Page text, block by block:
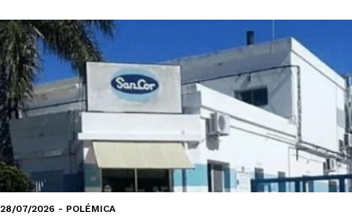
28/07/2026 - POLÉMICA